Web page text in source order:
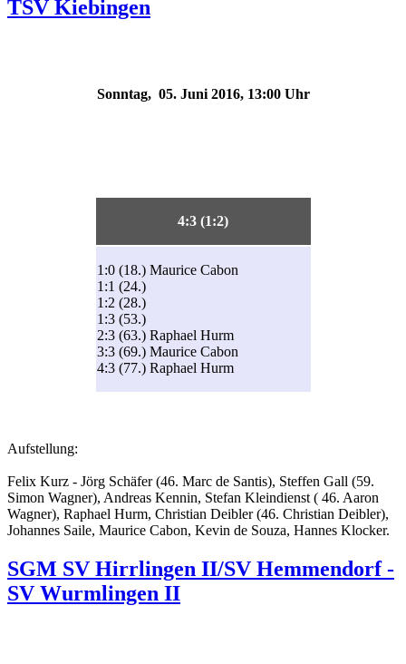
TSV Kiebingen
Sonntag, 05. Juni 2016, 13:00 Uhr
4:3 (1:2)
1:0 (18.) Maurice Cabon
1:1 (24.)
1:2 (28.)
1:3 (53.)
2:3 (63.) Raphael Hurm
3:3 (69.) Maurice Cabon
4:3 (77.) Raphael Hurm
Aufstellung:
Felix Kurz - Jörg Schäfer (46. Marc de Santis), Steffen Gall (59.
Simon Wagner), Andreas Kennin, Stefan Kleindienst ( 46. Aaron
Wagner), Raphael Hurm, Christian Deibler (46. Christian Deibler),
Johannes Saile, Maurice Cabon, Kevin de Souza, Hannes Klocker.
SGM SV Hirrlingen II/SV Hemmendorf -
SV Wurmlingen II